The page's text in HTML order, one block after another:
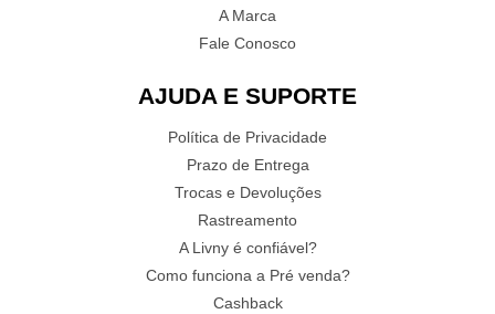
A Marca
Fale Conosco
AJUDA E SUPORTE
Política de Privacidade
Prazo de Entrega
Trocas e Devoluções
Rastreamento
A Livny é confiável?
Como funciona a Pré venda?
Cashback